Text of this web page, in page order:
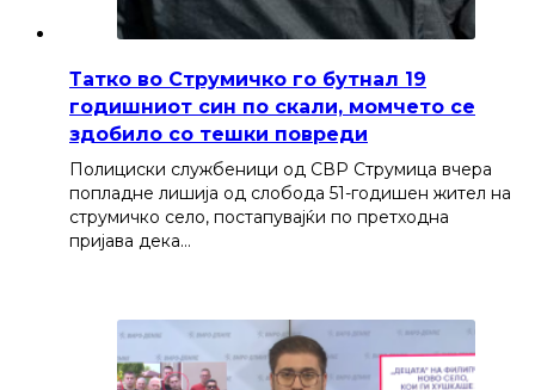
Татко во Струмичко го бутнал 19
годишниот син по скали, момчето се
здобило со тешки повреди
Полициски службеници од СВР Струмица вчера
попладне лишија од слобода 51-годишен жител на
струмичко село, постапувајќи по претходна
пријава дека…